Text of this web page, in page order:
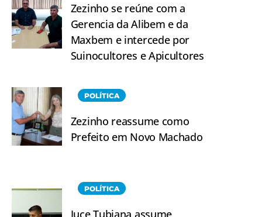
Zezinho se reúne com a
Gerencia da Alibem e da
Maxbem e intercede por
Suinocultores e Apicultores
POLÍTICA
Zezinho reassume como
Prefeito em Novo Machado
POLÍTICA
Juce Tubiana assume